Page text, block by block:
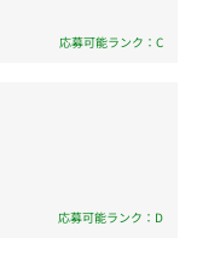
応募可能ランク：C
応募可能ランク：D